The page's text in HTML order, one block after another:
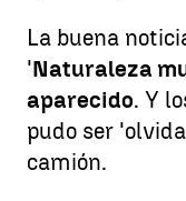
La buena
'Naturaleza
aparecido. Y
pudo ser
camión.